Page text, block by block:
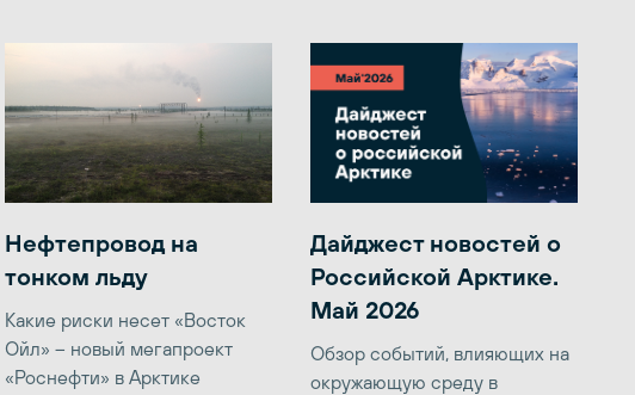
Нефтепровод на
тонком льду
Какие риски несет «Восток
Ойл» – новый мегапроект
«Роснефти» в Арктике
Дайджест новостей о
Российской Арктике.
Май 2026
Обзор событий, влияющих на
окружающую среду в